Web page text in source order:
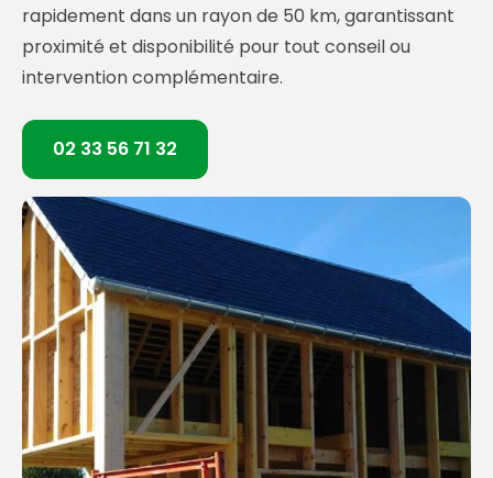
rapidement dans un rayon de 50 km, garantissant
proximité et disponibilité pour tout conseil ou
intervention complémentaire.
02 33 56 71 32